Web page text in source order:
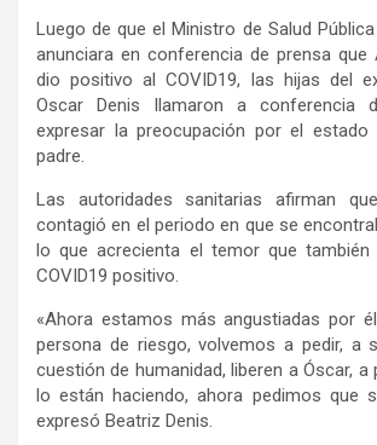
Luego de que el Ministro de Salud
anunciara en conferencia de prensa que
dio positivo al COVID19, las hijas del
Oscar Denis llamaron a conferencia
expresar la preocupación por el
padre.
Las autoridades sanitarias afirman
contagió en el periodo en que se
lo que acrecienta el temor que
COVID19 positivo.
«Ahora estamos más angustiadas por
persona de riesgo, volvemos a pedir, a
cuestión de humanidad, liberen a Óscar, a
lo están haciendo, ahora pedimos que
expresó Beatriz Denis.